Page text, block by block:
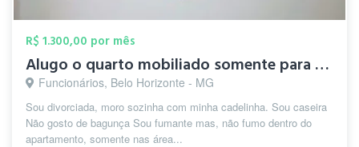
R$ 1.300,00 por mês
Alugo o quarto mobiliado somente para mu...
Funcionários, Belo Horizonte - MG
Sou divorciada, moro sozinha com minha cadelinha. Sou caseira
Não gosto de bagunça Sou fumante mas, não fumo dentro do
apartamento, somente nas área...